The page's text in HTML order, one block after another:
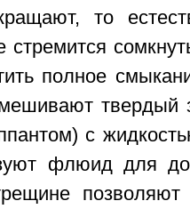
то
стремится
полное
твердый
с
флюид для
позволяют